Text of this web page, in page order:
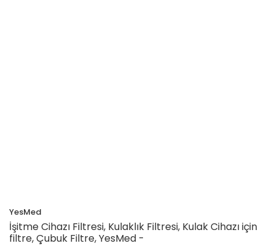
YesMed
İşitme Cihazı Filtresi, Kulaklık Filtresi, Kulak Cihazı için
filtre, Çubuk Filtre, YesMed -